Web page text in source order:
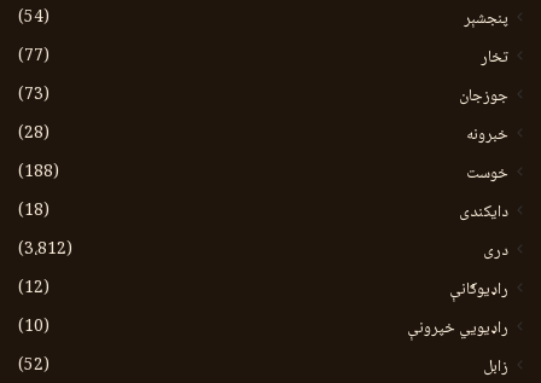
پنجشېر
(54)
تخار
(77)
جوزجان
(73)
خبرونه
(28)
خوست
(188)
دایکندی
(18)
دری
(3،812)
راډیوګانې
(12)
راډیويي خپرونې
(10)
زابل
(52)